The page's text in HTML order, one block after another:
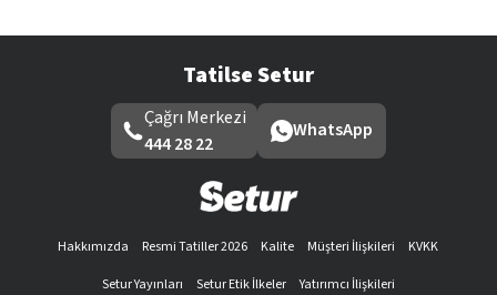
Tatilse Setur
Çağrı Merkezi
444 28 22
WhatsApp
Hakkımızda Resmi Tatiller 2026 Kalite Müşteri İlişkileri
KVKK
Setur Yayınları
Setur Etik İlkeler
Yatırımcı İlişkileri